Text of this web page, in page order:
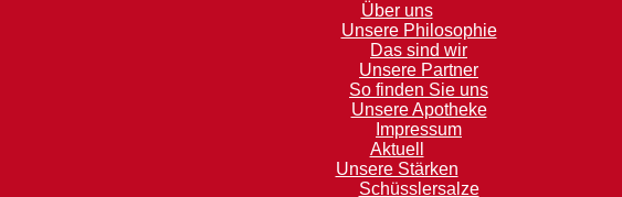
Über uns
Unsere Philosophie
Das sind wir
Unsere Partner
So finden Sie uns
Unsere Apotheke
Impressum
Aktuell
Unsere Stärken
Schüsslersalze